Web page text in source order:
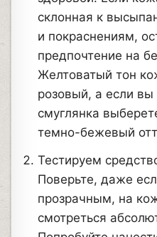
склонная к
и покраснениям,
предпочтение на
Желтоватый тон
розовый, а если
смуглянка
темно-бежевый
Тестируем
Поверьте, даже
прозрачным, на
смотреться